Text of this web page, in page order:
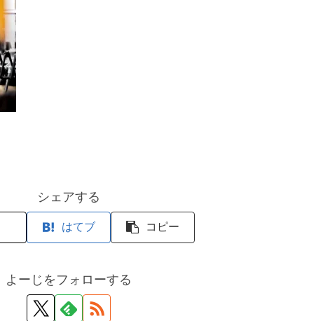
シェアする
はてブ コピー
よーじをフォローする